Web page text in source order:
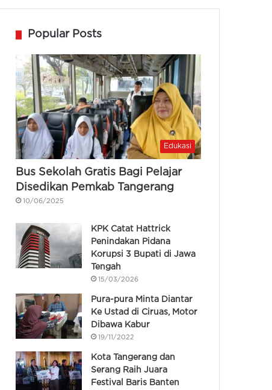
Popular Posts
Edukasi
Bus Sekolah Gratis Bagi Pelajar
Disedikan Pemkab Tangerang
10/06/2025
KPK Catat Hattrick
Penindakan Pidana
Korupsi 3 Bupati di Jawa
Tengah
15/03/2026
Pura-pura Minta Diantar
Ke Ustad di Ciruas, Motor
Dibawa Kabur
19/11/2022
Kota Tangerang dan
Serang Raih Juara
Festival Baris Banten